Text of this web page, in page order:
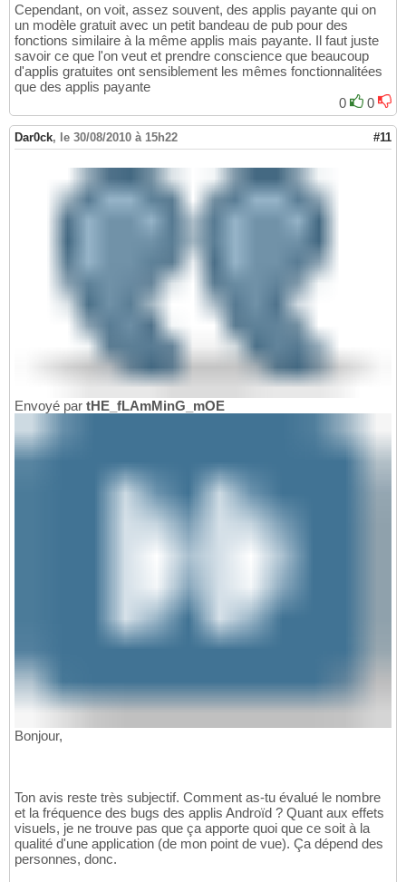
Cependant, on voit, assez souvent, des applis payante qui on
un modèle gratuit avec un petit bandeau de pub pour des
fonctions similaire à la même applis mais payante. Il faut juste
savoir ce que l'on veut et prendre conscience que beaucoup
d'applis gratuites ont sensiblement les mêmes fonctionnalitées
que des applis payante
0
0
Dar0ck, le 30/08/2010 à 15h22 #11
Envoyé par tHE_fLAmMinG_mOE
Bonjour,
Ton avis reste très subjectif. Comment as-tu évalué le nombre
et la fréquence des bugs des applis Androïd ? Quant aux effets
visuels, je ne trouve pas que ça apporte quoi que ce soit à la
qualité d'une application (de mon point de vue). Ça dépend des
personnes, donc.